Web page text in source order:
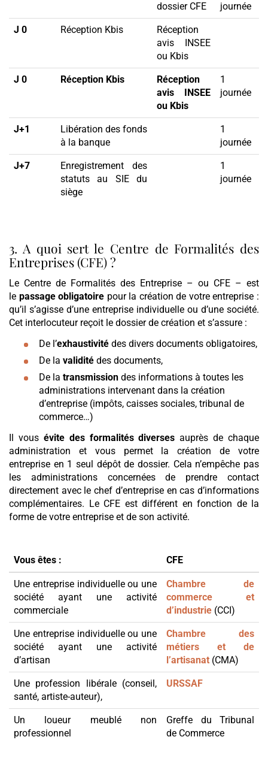
dossier CFE
journée
J 0 Réception Kbis
Réception
avis INSEE
ou Kbis
J 0 Réception Kbis
Réception
avis INSEE
ou Kbis
1
journée
J+1
Libération des fonds
à la banque
1
journée
J+7
Enregistrement des
statuts au SIE du
siège
1
journée
3. A quoi sert le Centre de Formalités des
Entreprises (CFE) ?
Le Centre de Formalités des Entreprise – ou CFE – est
le passage obligatoire pour la création de votre entreprise :
qu’il s’agisse d’une entreprise individuelle ou d’une société.
Cet interlocuteur reçoit le dossier de création et s’assure :
De l’exhaustivité des divers documents obligatoires,
De la validité des documents,
De la transmission des informations à toutes les
administrations intervenant dans la création
d’entreprise (impôts, caisses sociales, tribunal de
commerce…)
Il vous évite des formalités diverses auprès de chaque
administration et vous permet la création de votre
entreprise en 1 seul dépôt de dossier. Cela n’empêche pas
les administrations concernées de prendre contact
directement avec le chef d’entreprise en cas d’informations
complémentaires. Le CFE est différent en fonction de la
forme de votre entreprise et de son activité.
Vous êtes : CFE
Une entreprise individuelle ou une
société ayant une activité
commerciale
Chambre de
commerce et
d’industrie (CCI)
Une entreprise individuelle ou une
société ayant une activité
d’artisan
Chambre des
métiers et de
l’artisanat (CMA)
Une profession libérale (conseil,
santé, artiste-auteur),
URSSAF
Un loueur meublé non
professionnel
Greffe du Tribunal
de Commerce